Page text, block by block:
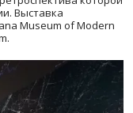
Выставка
Museum of Modern